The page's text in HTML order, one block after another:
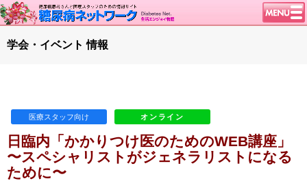
トップページ
糖尿病のきほん
特集・連載
腎臓の健康道
学会・イベント 情報
医療スタッフ向け オンライン
日臨内「かかりつけ医のためのWEB講座」
〜スペシャリストがジェネラリストになる
ために〜